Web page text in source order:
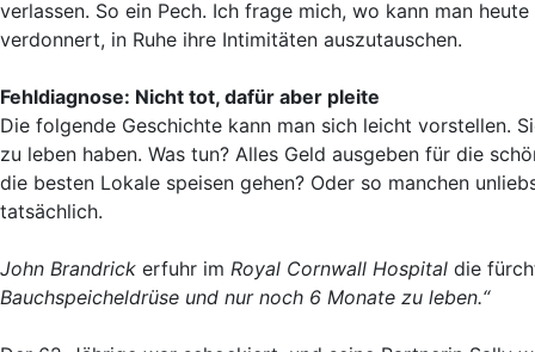
verlassen. So ein Pech. Ich frage mich, wo kann man
verdonnert, in Ruhe ihre Intimitäten auszutauschen.
Fehldiagnose: Nicht tot, dafür aber pleite
Die folgende Geschichte kann man sich leicht vorstellen.
zu leben haben. Was tun? Alles Geld ausgeben für die
die besten Lokale speisen gehen? Oder so manchen
tatsächlich.
John Brandrick erfuhr im Royal Cornwall Hospital die
Bauchspeicheldrüse und nur noch 6 Monate zu leben.“